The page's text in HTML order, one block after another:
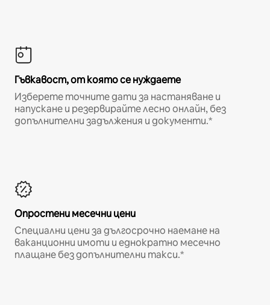
Гъвкавост, от която се нуждаете
Изберете точните дати за настаняване и
напускане и резервирайте лесно онлайн, без
допълнителни задължения и документи.*
Опростени месечни цени
Специални цени за дългосрочно наемане на
ваканционни имоти и еднократно месечно
плащане без допълнителни такси.*